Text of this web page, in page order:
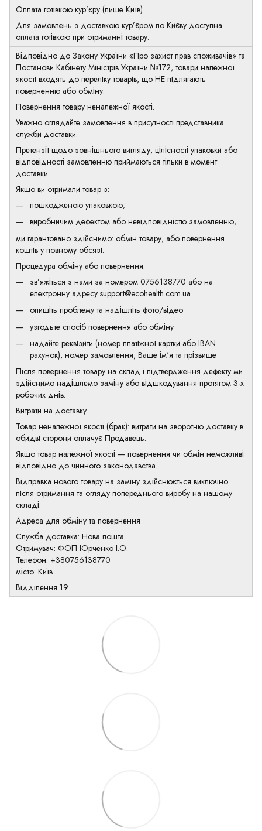
Оплата готівкою кур’єру (лише Київ)
Для замовлень з доставкою кур’єром по Києву доступна
оплата готівкою при отриманні товару.
Відповідно до Закону України «Про захист прав споживачів» та
Постанови Кабінету Міністрів України №172, товари належної
якості входять до переліку товарів, що НЕ підлягають
поверненню або обміну.
Повернення товару неналежної якості.
Уважно оглядайте замовлення в присутності представника
служби доставки.
Претензії щодо зовнішнього вигляду, цілісності упаковки або
відповідності замовленню приймаються тільки в момент
доставки.
Якщо ви отримали товар з:
пошкодженою упаковкою;
виробничим дефектом або невідповідністю замовленню,
ми гарантовано здійснимо: обмін товару, або повернення
коштів у повному обсязі.
Процедура обміну або повернення:
зв’яжіться з нами за номером 0756138770 або на
електронну адресу support@ecohealth.com.ua
опишіть проблему та надішліть фото/відео
узгодьте спосіб повернення або обміну
надайте реквізити (номер платіжної картки або IBAN
рахунок), номер замовлення, Ваше ім'я та прізвище
Після повернення товару на склад і підтвердження дефекту ми
здійснимо надішлемо заміну або відшкодування протягом 3-х
робочих днів.
Витрати на доставку
Товар неналежної якості (брак): витрати на зворотню доставку в
обидві сторони оплачує Продавець.
Якщо товар належної якості — повернення чи обмін неможливі
відповідно до чинного законодавства.
Відправка нового товару на заміну здійснюється виключно
після отримання та огляду попереднього виробу на нашому
складі.
Адреса для обміну та повернення
Служба доставка: Нова пошта
Отримувач: ФОП Юрченко І.О.
Телефон: +380756138770
місто: Київ
Відділення 19